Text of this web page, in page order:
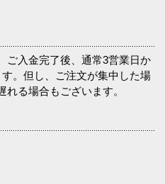
ご入金完了後、通常3営業日か
。但し、ご注文が集中した場
る場合もございます。